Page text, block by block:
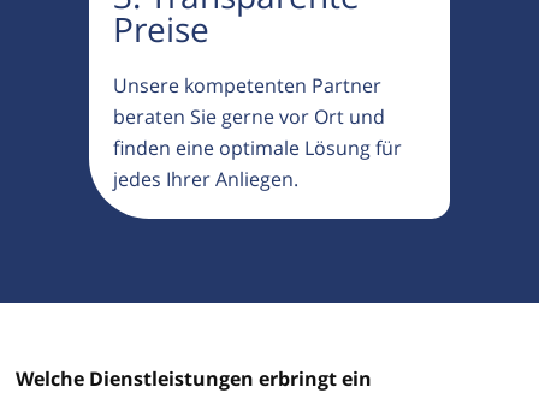
Preise
Unsere kompetenten Partner
beraten Sie gerne vor Ort und
finden eine optimale Lösung für
jedes Ihrer Anliegen.
Welche Dienstleistungen erbringt ein